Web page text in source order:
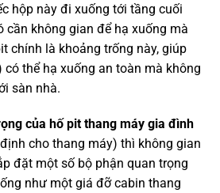
hộp này đi xuống tới tầng cuối
cần không gian để hạ xuống mà
chính là khoảng trống này, giúp
thể hạ xuống an toàn mà không
sàn nhà.
của hố pit thang máy gia đình
cho thang máy) thì không gian
đặt một số bộ phận quan trọng
như một giá đỡ cabin thang